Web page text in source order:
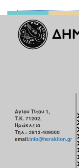
Αγίου Τίτου 1,
Τ.Κ. 71202,
Ηράκλειο
Τηλ.: 2813-409000
email:info@heraklion.gr